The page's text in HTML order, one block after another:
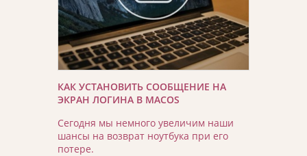
КАК УСТАНОВИТЬ СООБЩЕНИЕ НА
ЭКРАН ЛОГИНА В MACOS
Сегодня мы немного увеличим наши
шансы на возврат ноутбука при его
потере.